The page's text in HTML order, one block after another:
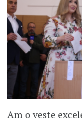
Am o veste